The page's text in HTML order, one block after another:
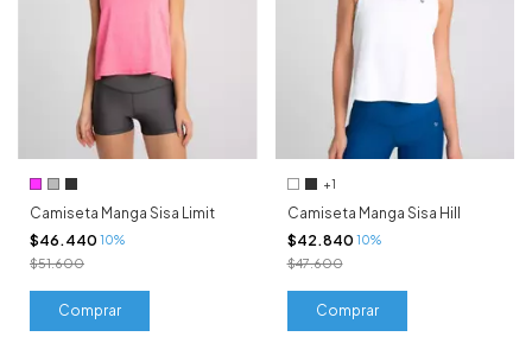
Camiseta Manga Sisa Limit
$46.440 10%
$51.600
Comprar
+1
Camiseta Manga Sisa Hill
$42.840 10%
$47.600
Comprar